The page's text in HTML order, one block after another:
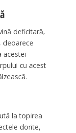
deficitară,
deoarece
acestei
cu acest
la topirea
dorite,